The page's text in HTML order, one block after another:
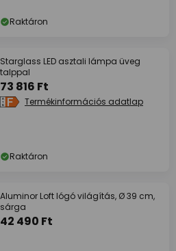
Raktáron
Starglass LED asztali lámpa üveg
talppal
73 816 Ft
Termékinformációs adatlap
Raktáron
Aluminor Loft lógó világítás, Ø 39 cm,
sárga
42 490 Ft